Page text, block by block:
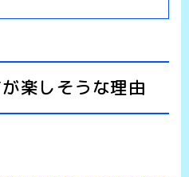
楽しそうな理由